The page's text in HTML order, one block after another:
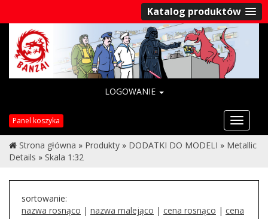
Katalog produktów
LOGOWANIE
Panel koszyka
Strona główna » Produkty » DODATKI DO MODELI » Metallic
Details » Skala 1:32
sortowanie:
nazwa rosnąco | nazwa malejąco | cena rosnąco | cena